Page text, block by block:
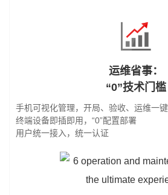
运维省事：
“0”技术门槛
手机可视化管理，开局、验收、运维一
终端设备即插即用，“0”配置部署
用户统一接入，统一认证